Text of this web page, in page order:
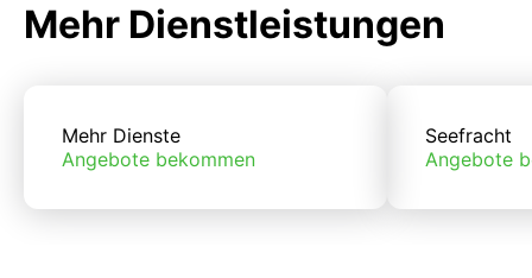
Mehr Dienstleistungen
Mehr Dienste
Angebote bekommen
Seefracht
Angebote